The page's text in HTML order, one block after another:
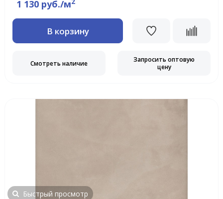
1 130 руб./м
В корзину
Смотреть наличие
Запросить оптовую
цену
Быстрый просмотр